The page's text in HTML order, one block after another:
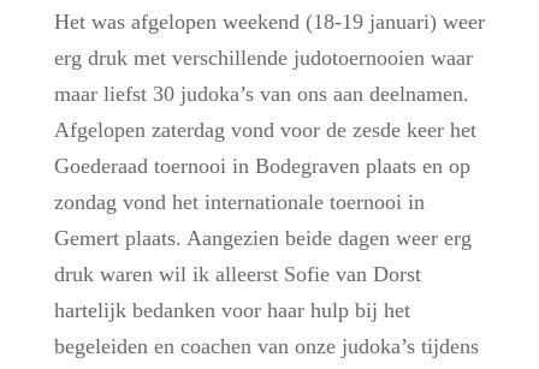
Het was afgelopen weekend (18-19 januari) weer
erg druk met verschillende judotoernooien waar
maar liefst 30 judoka’s van ons aan deelnamen.
Afgelopen zaterdag vond voor de zesde keer het
Goederaad toernooi in Bodegraven plaats en op
zondag vond het internationale toernooi in
Gemert plaats. Aangezien beide dagen weer erg
druk waren wil ik alleerst Sofie van Dorst
hartelijk bedanken voor haar hulp bij het
begeleiden en coachen van onze judoka’s tijdens